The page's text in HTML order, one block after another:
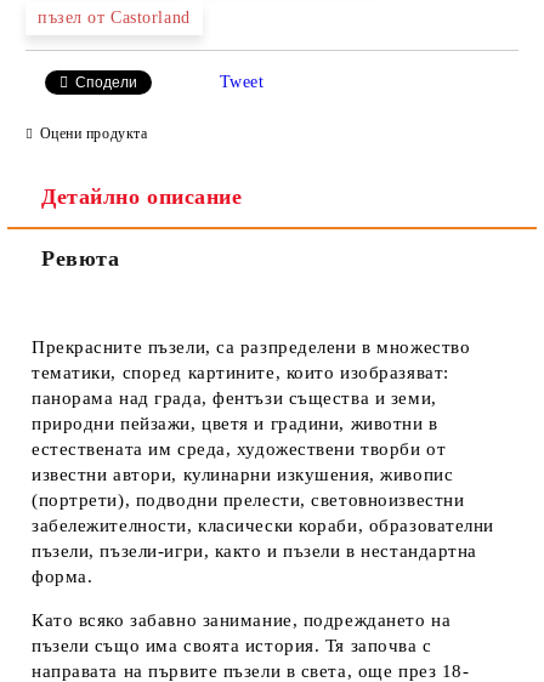
пъзел от Castorland
Сподели Tweet
Оцени продукта
Детайлно описание
Ревюта
Прекрасните пъзели, са разпределени в множество
тематики, според картините, които изобразяват:
панорама над града, фентъзи същества и земи,
природни пейзажи, цветя и градини, животни в
естествената им среда, художествени творби от
известни автори, кулинарни изкушения, живопис
(портрети), подводни прелести, световноизвестни
забележителности, класически кораби, образователни
пъзели, пъзели-игри, както и пъзели в нестандартна
форма.
Като всяко забавно занимание, подреждането на
пъзели също има своята история. Тя започва с
направата на първите пъзели в света, още през 18-